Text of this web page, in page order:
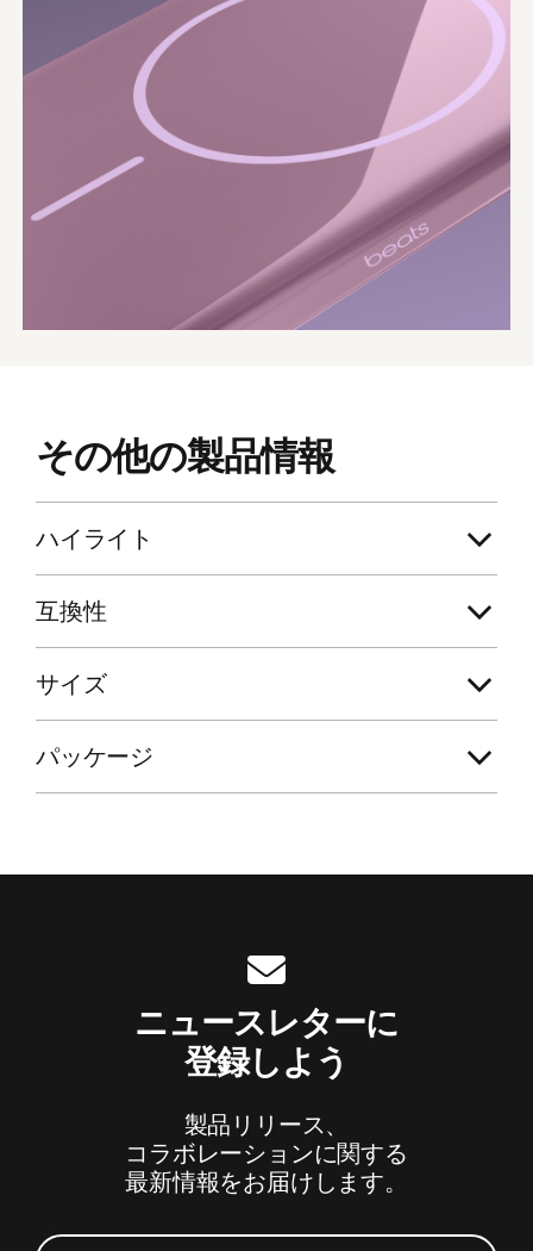
その​​他の​​製品情報
ハイライト
互換性
サイズ
パッケージ
脚注
ニュースレターに
登録しよう
製品リリース、
コラボレーションに関する
最新情報をお届けします。